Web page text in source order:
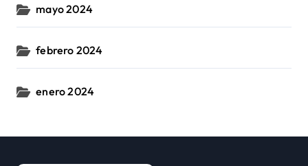
mayo 2024
febrero 2024
enero 2024